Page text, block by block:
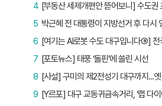
4
5
6
[포토뉴스] 태풍 ‘돌핀’에 쏠린 시선
7
[사설] 구미의 제2전성기 대구까지...
8
9